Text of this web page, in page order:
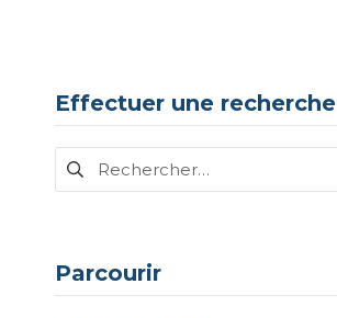
Effectuer une recherche
Rechercher :
Parcourir